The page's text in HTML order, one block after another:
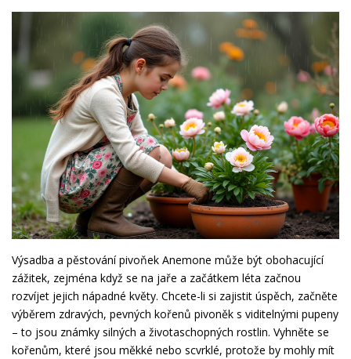
Výsadba a pěstování pivoňek Anemone může být obohacující
zážitek, zejména když se na jaře a začátkem léta začnou
rozvíjet jejich nápadné květy. Chcete-li si zajistit úspěch, začněte
výběrem zdravých, pevných kořenů pivoněk s viditelnými pupeny
– to jsou známky silných a životaschopných rostlin. Vyhněte se
kořenům, které jsou měkké nebo scvrklé, protože by mohly mít